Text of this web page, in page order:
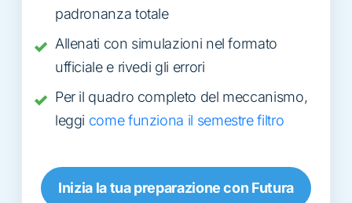
padronanza totale
Allenati con simulazioni nel formato
ufficiale e rivedi gli errori
Per il quadro completo del meccanismo,
leggi come funziona il semestre filtro
Inizia la tua preparazione con Futura